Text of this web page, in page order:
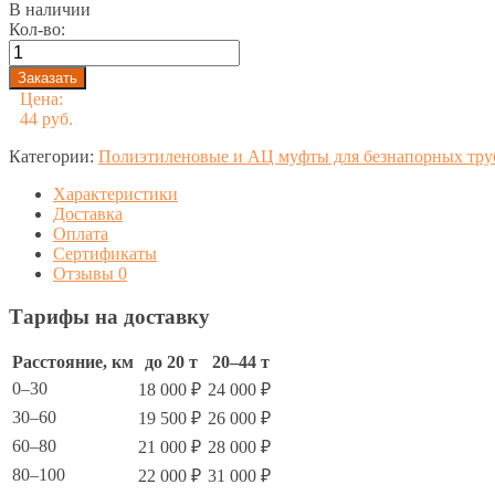
В наличии
Кол-во:
Цена:
44 руб.
Категории: Полиэтиленовые и АЦ муфты для безнапорных
Характеристики
Доставка
Оплата
Сертификаты
Отзывы 0
Тарифы на доставку
Расстояние, км до 20 т
20–44 т
0–30
18 000 ₽ 24 000 ₽
30–60
19 500 ₽ 26 000 ₽
60–80
21 000 ₽ 28 000 ₽
80–100
22 000 ₽ 31 000 ₽